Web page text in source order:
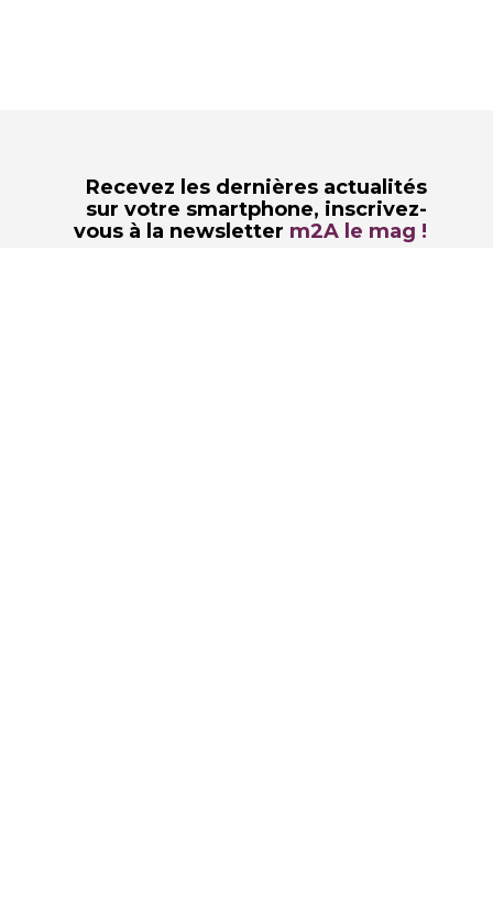
Recevez les dernières actualités
sur votre smartphone, inscrivez-
vous à la newsletter m2A le mag !